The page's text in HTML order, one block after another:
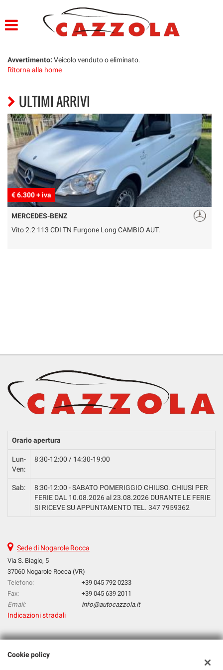
LISTA VEICOLI
SERVIZI
OFFICINA E CARROZZERIA
GARANZIA 12 MESI
FINANZIAMENTI
CONSEGNA IMEDDIATA
PREPARAZIONE VETTURE
RICEVIMENTO CLIENTI
Avvertimento: Veicolo venduto o eliminato.
Ritorna alla home
ULTIMI ARRIVI
€ 6.300 + iva
MERCEDES-BENZ
Vito 2.2 113 CDI TN Furgone Long CAMBIO AUT.
Orario apertura
Lun-
Ven:
8:30-12:00 / 14:30-19:00
Sab:
8:30-12:00 - SABATO POMERIGGIO CHIUSO. CHIUSI PER
FERIE DAL 10.08.2026 al 23.08.2026 DURANTE LE FERIE
SI RICEVE SU APPUNTAMENTO TEL. 347 7959362
Sede di Nogarole Rocca
Via S. Biagio, 5
37060 Nogarole Rocca (VR)
Telefono:
+39 045 792 0233
Fax:
+39 045 639 2011
Email:
info@autocazzola.it
Indicazioni stradali
Dati fiscali:
Cookie policy